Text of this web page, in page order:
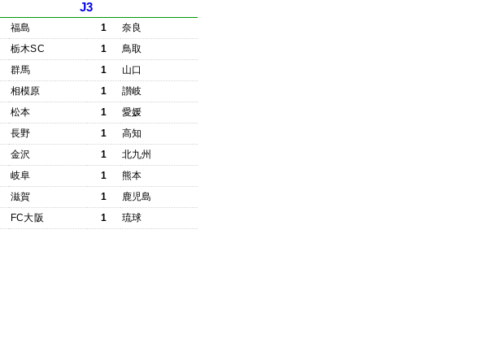
J3
福島 1
奈良
栃木SC 1
鳥取
群馬 1
山口
相模原 1
讃岐
松本 1
愛媛
長野 1
高知
金沢 1
北九州
岐阜 1
熊本
滋賀 1
鹿児島
FC大阪 1 琉球